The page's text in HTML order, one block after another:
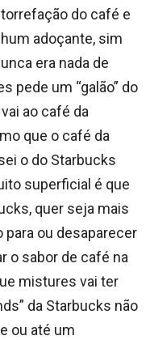
do café e
adoçante, sim
era nada de
pede um “galão” do
ao café da
que o café da
o do Starbucks
superficial é que
quer seja mais
para ou desaparecer
o sabor de café na
mistures vai ter
da Starbucks não
ou até um